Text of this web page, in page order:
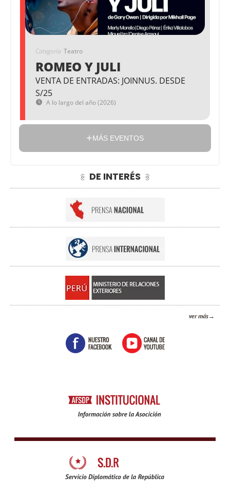
Categoría Teatro
ROMEO Y JULI
VENTA DE ENTRADAS: JOINNUS. DESDE
S/25
A lo largo del año (2026)
MÁS EVENTOS
DE INTERÉS
ver más